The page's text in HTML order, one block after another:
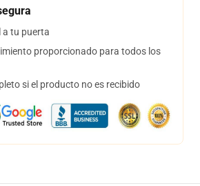
a tu puerta
proporcionado para todos los
si el producto no es recibido